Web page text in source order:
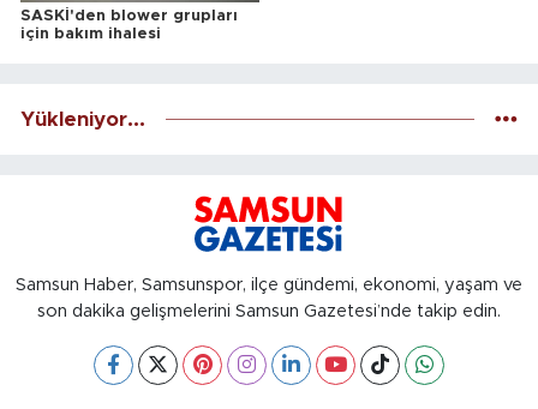
SASKİ'den blower grupları
için bakım ihalesi
Yükleniyor...
Samsun Haber, Samsunspor, ilçe gündemi, ekonomi, yaşam ve
son dakika gelişmelerini Samsun Gazetesi’nde takip edin.